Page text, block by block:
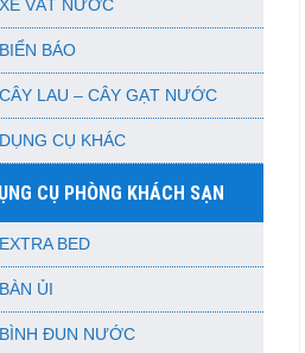
XE VẮT NƯỚC
BIỂN BÁO
CÂY LAU – CÂY GẠT NƯỚC
DỤNG CỤ KHÁC
CỤ PHÒNG KHÁCH SẠN
EXTRA BED
BÀN ỦI
BÌNH ĐUN NƯỚC